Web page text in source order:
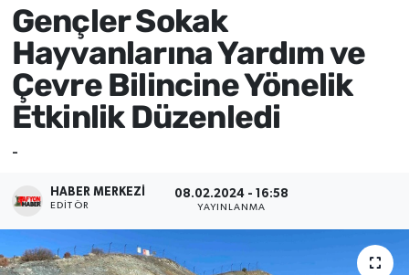
Gençler Sokak
Hayvanlarına Yardım ve
Çevre Bilincine Yönelik
Etkinlik Düzenledi
-
HABER MERKEZI
EDITÖR
08.02.2024 - 16:58
YAYINLANMA
Sağlık
Eğitim
Sivil Toplum
Magazin
Etkinlikler